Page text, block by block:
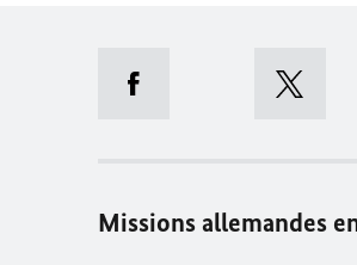
Missions allemandes